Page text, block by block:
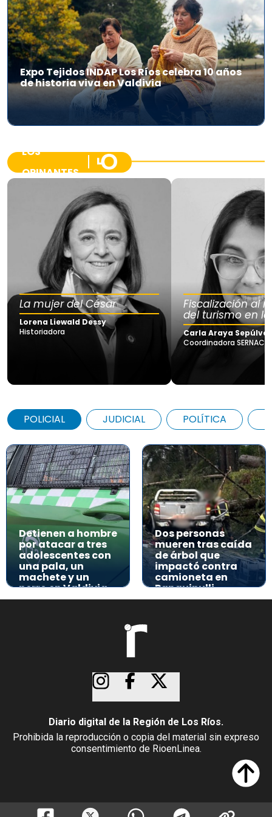
Expo Tejidos INDAP Los Ríos celebra 10 años
de historia viva en Valdivia
LOS
OPINANTES
La mujer del César
Lorena Liewald Dessy
Historiadora
Fiscalización al
del turismo en
Carla Araya
Coordinadora SERNAC
POLICIAL JUDICIAL POLÍTICA
Detienen a hombre
por atacar a tres
adolescentes con
una pala, un
machete y un
perro en Valdivia
Dos personas
mueren tras caída
de árbol que
impactó contra
camioneta en
Panguipulli
Diario digital de la Región de Los Ríos.
Prohibida la reproducción o copia del material sin expreso
consentimiento de RioenLinea.